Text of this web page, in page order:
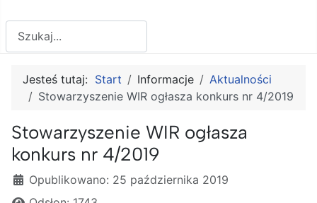
Jesteś tutaj: Start Informacje
Aktualności
Stowarzyszenie WIR ogłasza konkurs nr 4/2019
Stowarzyszenie WIR ogłasza
konkurs nr 4/2019
Szczegóły
Opublikowano: 25 października 2019